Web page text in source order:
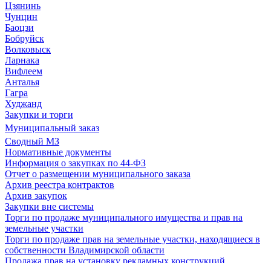
Цзянинь
Чунцин
Баоцзи
Бобруйск
Волковыск
Ларнака
Вифлеем
Анталья
Гагра
Худжанд
Закупки и торги
Муниципальный заказ
Сводный МЗ
Нормативные документы
Информация о закупках по 44-ФЗ
Отчет о размещении муниципального заказа
Архив реестра контрактов
Архив закупок
Закупки вне системы
Торги по продаже муниципального имущества и прав на
земельные участки
Торги по продаже прав на земельные участки, находящиеся в
собственности Владимирской области
Продажа прав на установку рекламных конструкций